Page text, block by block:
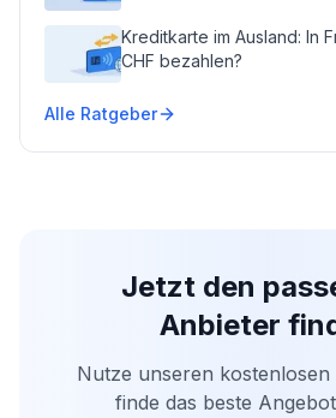
Kreditkarte im Ausland: In
CHF bezahlen?
Alle Ratgeber
Jetzt den
Anbieter
Nutze unseren kostenlosen
finde das beste